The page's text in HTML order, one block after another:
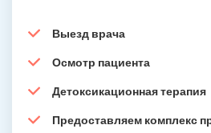
Выезд врача
Осмотр пациента
Детоксикационная терапия
Предоставляем комплекс